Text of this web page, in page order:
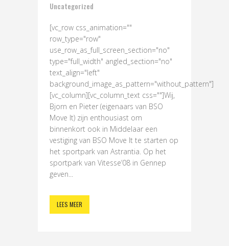
Uncategorized
[vc_row css_animation=""
row_type="row"
use_row_as_full_screen_section="no"
type="full_width" angled_section="no"
text_align="left"
background_image_as_pattern="without_pattern"]
[vc_column][vc_column_text css=""]Wij,
Bjorn en Pieter (eigenaars van BSO
Move It) zijn enthousiast om
binnenkort ook in Middelaar een
vestiging van BSO Move It te starten op
het sportpark van Astrantia. Op het
sportpark van Vitesse’08 in Gennep
geven...
LEES MEER